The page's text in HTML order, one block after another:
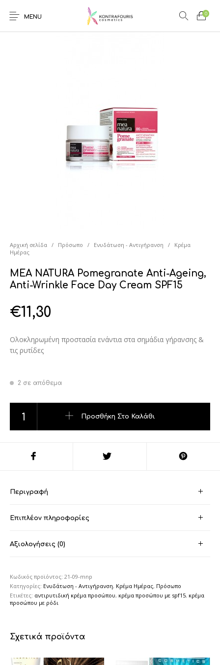
MENU
0
Αρχική σελίδα / Πρόσωπο / Ενυδάτωση - Αντιγήρανση /
Κρέμα
Ημέρας
MEA NATURA Pomegranate Anti-Ageing,
Anti-Wrinkle Face Day Cream SPF15
€11,30
Ολοκληρωμένη προστασία ενάντια στα σημάδια γήρανσης &
τις ρυτίδες
2 σε απόθεμα
Προσθήκη Στο Καλάθι
Περιγραφή
Επιπλέον πληροφορίες
Αξιολογήσεις (0)
Κωδικός προϊόντος:21-09-mnp
Κατηγορίες: Ενυδάτωση - Αντιγήρανση, Κρέμα Ημέρας, Πρόσωπο
Ετικέτες: αντιρυτιδική κρέμα προσώπου, κρέμα προσώπου με spf15, κρέμα
προσώπου με ρόδι
Σχετικά προϊόντα